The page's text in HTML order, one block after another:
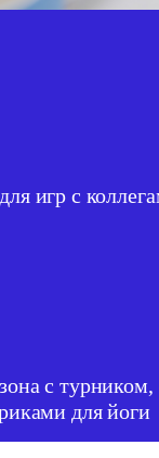
игр с
с
для йоги